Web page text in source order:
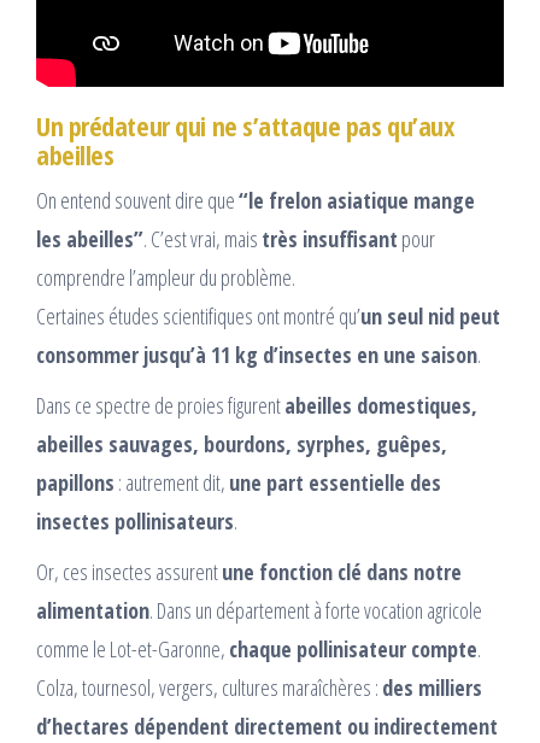
Un prédateur qui ne s’attaque pas qu’aux
abeilles
On entend souvent dire que“le frelon asiatique mange
les abeilles”. C’est vrai, mais très insuffisant pour
comprendre l’ampleur du problème.
Certaines études scientifiques ont montré qu’un seul nid peut
consommer jusqu’à 11 kg d’insectes en une saison.
Dans ce spectre de proies figurentabeilles domestiques,
abeilles sauvages, bourdons, syrphes, guêpes,
papillons : autrement dit, une part essentielle des
insectes pollinisateurs.
Or, ces insectes assurentune fonction clé dans notre
alimentation. Dans un département à forte vocation agricole
comme le Lot-et-Garonne, chaque pollinisateur compte.
Colza, tournesol, vergers, cultures maraîchères : des milliers
d’hectares dépendent directement ou indirectement